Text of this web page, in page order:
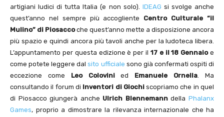
artigiani ludici di tutta Italia (e non solo). IDEAG si svolge anche
quest’anno nel sempre più accogliente Centro Culturale “il
Mulino” di Piosaccoche quest’anno mette a disposizione ancora
più spazio e quindi ancora più tavoli anche per la ludoteca libera.
L’appuntamento per questa edizione è per il 17 e il 18 Gennaioe
come potete leggere dalsito ufficiale sono già confermati ospiti di
eccezione come Leo Colovinied Emanuele Ornella. Ma
consultando il forum di Inventori di Giochiscopriamo che in quel
di Piosacco giungerà anche Ulrich BlennemanndellaPhalanx
Games, proprio a dimostrare la rilevanza internazionale che ha